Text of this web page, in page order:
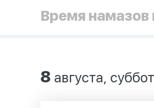
Время намазов
8 августа,